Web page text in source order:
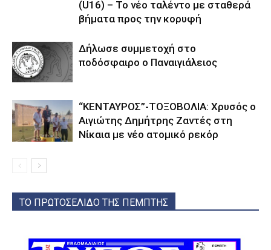
(U16) – Το νέο ταλέντο με σταθερά
βήματα προς την κορυφή
Δήλωσε συμμετοχή στο
ποδόσφαιρο ο Παναιγιάλειος
“ΚΕΝΤΑΥΡΟΣ”-ΤΟΞΟΒΟΛΙΑ: Χρυσός ο
Αιγιώτης Δημήτρης Ζαντές στη
Νίκαια με νέο ατομικό ρεκόρ
ΤΟ ΠΡΩΤΟΣΕΛΙΔΟ ΤΗΣ ΠΕΜΠΤΗΣ